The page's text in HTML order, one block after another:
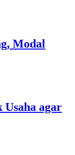
Modal
agar